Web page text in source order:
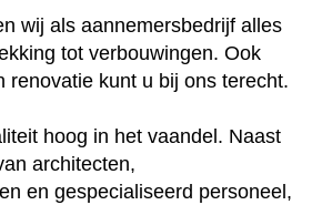
wij als aannemersbedrijf alles
tot verbouwingen. Ook
renovatie kunt u bij ons terecht.
hoog in het vaandel. Naast
architecten,
en gespecialiseerd personeel,